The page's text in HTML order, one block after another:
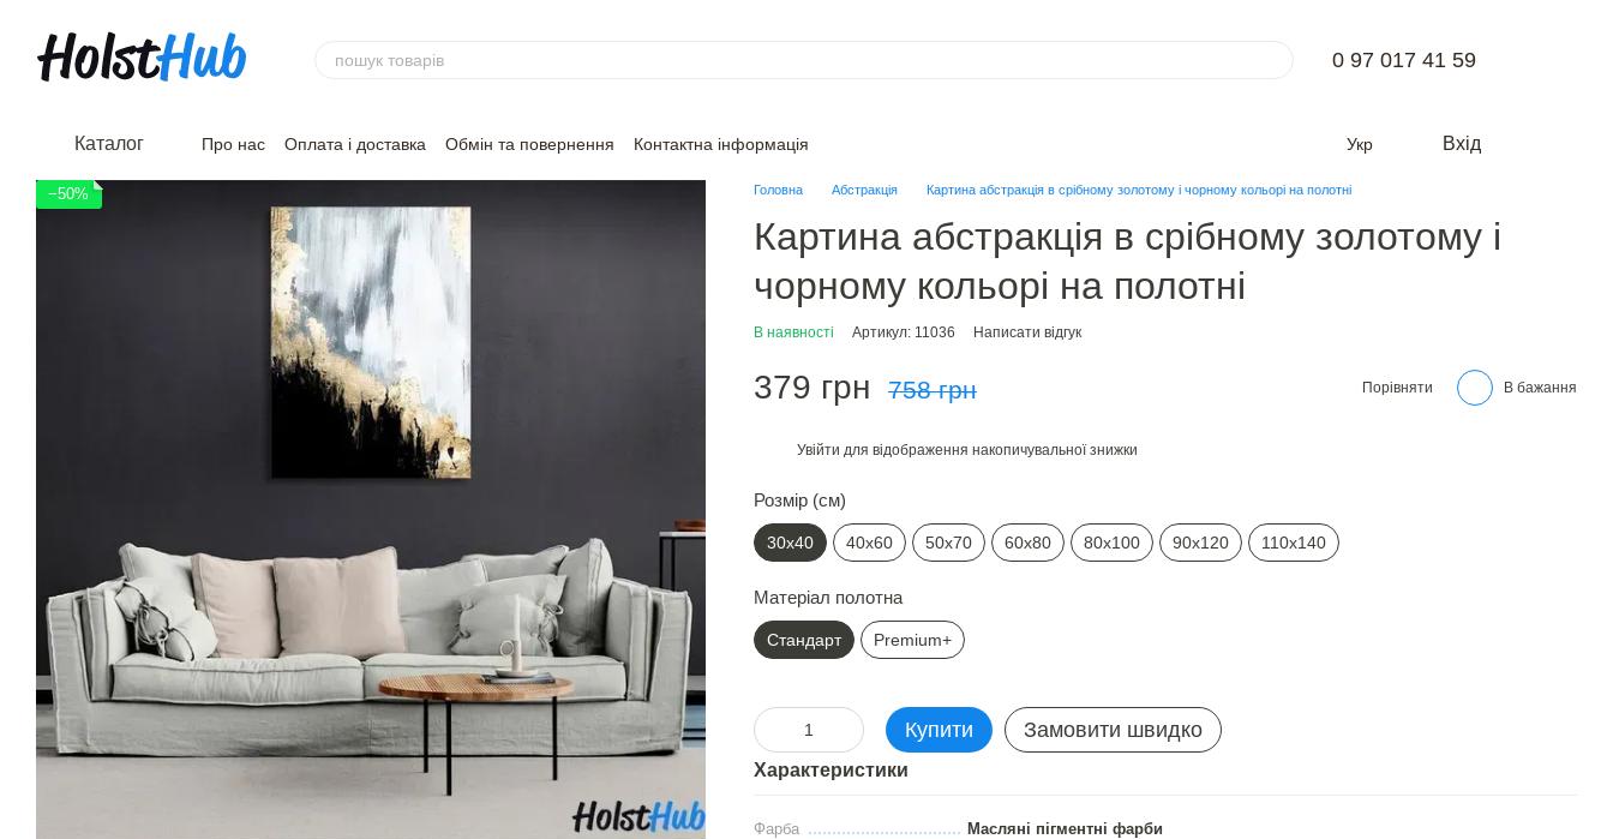
0 97 017 41 59
Каталог Про нас Оплата і доставка Обмін та повернення Контактна інформація Укр Вхід
−50% Головна Абстракція Картина абстракція в срібному золотому і чорному кольорі на полотні
Картина абстракція в срібному золотому і
чорному кольорі на полотні
В наявності Артикул: 11036 Написати відгук
379 грн 758 грн Порівняти В бажання
Увійти для відображення накопичувальної знижки
Розмір (см)
30х40 40х60 50х70 60х80 80х100 90х120 110х140
Матеріал полотна
Стандарт Premium+
Купити Замовити швидко
Характеристики
Фарба Масляні пігментні фарби